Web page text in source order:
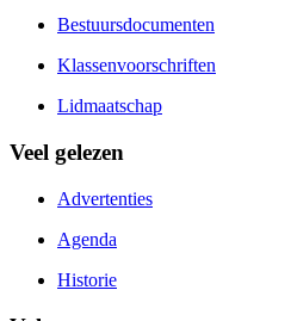
Bestuursdocumenten
Klassenvoorschriften
Lidmaatschap
Veel gelezen
Advertenties
Agenda
Historie